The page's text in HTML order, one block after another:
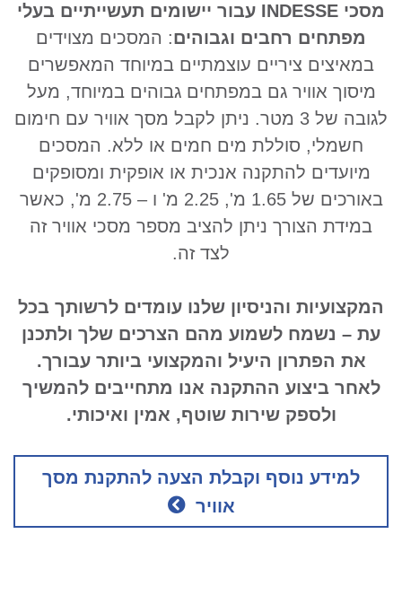
מסכי INDESSE עבור יישומים תעשייתיים בעלי
מפתחים רחבים וגבוהים: המסכים מצוידים
במאיצים ציריים עוצמתיים במיוחד המאפשרים
מיסוך אוויר גם במפתחים גבוהים במיוחד, מעל
לגובה של 3 מטר. ניתן לקבל מסך אוויר עם חימום
חשמלי, סוללת מים חמים או ללא. המסכים
מיועדים להתקנה אנכית או אופקית ומסופקים
באורכים של 1.65 מ', 2.25 מ' ו – 2.75 מ', כאשר
במידת הצורך ניתן להציב מספר מסכי אוויר זה
לצד זה.
המקצועיות והניסיון שלנו עומדים לרשותך בכל
עת – נשמח לשמוע מהם הצרכים שלך ולתכנן
את הפתרון היעיל והמקצועי ביותר עבורך.
לאחר ביצוע ההתקנה אנו מתחייבים להמשיך
ולספק שירות שוטף, אמין ואיכותי.
למידע נוסף וקבלת הצעה להתקנת מסך
אוויר